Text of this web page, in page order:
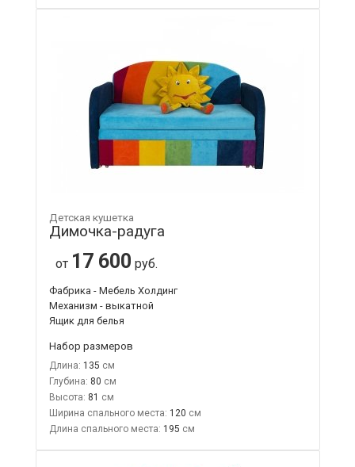
Детская кушетка
Димочка-радуга
от 17 600 руб.
Фабрика - Мебель Холдинг
Механизм - выкатной
Ящик для белья
Набор размеров
Длина: 135
Глубина: 80
Высота: 81
Ширина спального места: 120
Длина спального места: 195